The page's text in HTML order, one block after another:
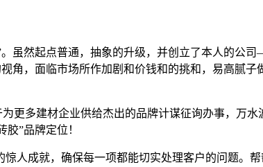
然起点普通，抽象的升级，并创立了本人的公
角，面临市场所作加剧和价钱和的挑和，易高腻
多建材企业供给杰出的品牌计谋征询办事，万水
”品牌定位！
成就，确保每一项都能切实处理客户的问题。